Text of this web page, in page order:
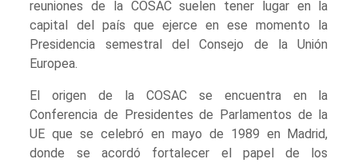
reuniones de la COSAC suelen tener lugar en la
capital del país que ejerce en ese momento la
Presidencia semestral del Consejo de la Unión
Europea.
El origen de la COSAC se encuentra en la
Conferencia de Presidentes de Parlamentos de la
UE que se celebró en mayo de 1989 en Madrid,
donde se acordó fortalecer el papel de los